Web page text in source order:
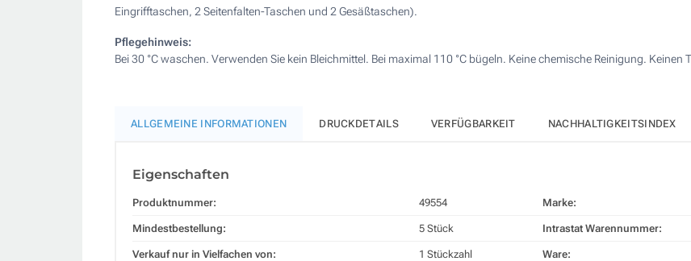
Ohne Werbedruck
Eingrifftaschen, 2 Seitenfalten-Taschen und 2 Gesäßtaschen).
Pflegehinweis:
Bei 30 °C waschen. Verwenden Sie kein Bleichmittel. Bei maximal 110 °C bügeln. Keine chemische Reinigung. Keinen
ALLGEMEINE INFORMATIONEN DRUCKDETAILS VERFÜGBARKEIT NACHHALTIGKEITSINDEX
Eigenschaften
Produktnummer: 49554
Mindestbestellung: 5 Stück
Verkauf nur in Vielfachen von: 1 Stückzahl
Marke:
Intrastat Warennummer:
Ware: